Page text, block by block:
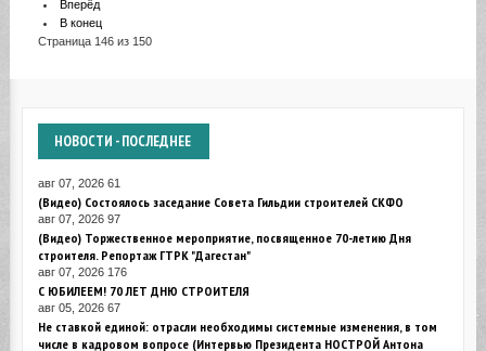
Вперёд
В конец
Страница 146 из 150
НОВОСТИ - ПОСЛЕДНЕЕ
авг 07, 2026 61
(Видео) Состоялось заседание Совета Гильдии строителей СКФО
авг 07, 2026 97
(Видео) Торжественное мероприятие, посвященное 70-летию Дня
строителя. Репортаж ГТРК "Дагестан"
авг 07, 2026 176
С ЮБИЛЕЕМ! 70 ЛЕТ ДНЮ СТРОИТЕЛЯ
авг 05, 2026 67
Не ставкой единой: отрасли необходимы системные изменения, в том
числе в кадровом вопросе (Интервью Президента НОСТРОЙ Антона